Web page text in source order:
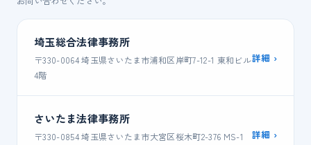
埼玉総合法律事務所
〒330-0064 埼玉県さいたま市浦和区岸町7-12-1 東和ビル
4階
詳細 ›
さいたま法律事務所
〒330-0854 埼玉県さいたま市大宮区桜木町2-376 MS-1
詳細 ›